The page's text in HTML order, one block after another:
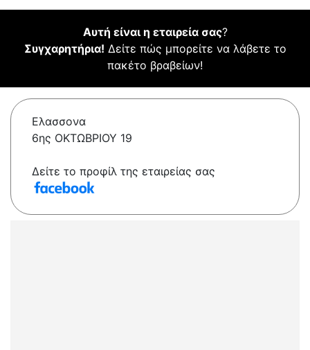
Αυτή είναι η εταιρεία σας?
Συγχαρητήρια! Δείτε πώς μπορείτε να λάβετε το
πακέτο βραβείων!
Ελασσονα
6ης ΟΚΤΩΒΡΙΟΥ 19
Δείτε το προφίλ της εταιρείας σας